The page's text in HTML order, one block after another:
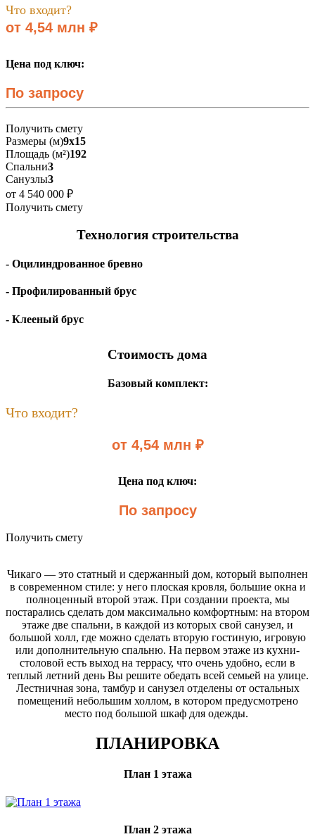
Что входит?
от 4,54 млн ₽
Цена под ключ:
По запросу
Получить смету
Размеры (м)9х15
Площадь (м²)192
Спальни3
Санузлы3
от 4 540 000 ₽
Получить смету
Технология строительства
- Оцилиндрованное бревно
- Профилированный брус
- Клееный брус
Стоимость дома
Базовый комплект:
Что входит?
от 4,54 млн ₽
Цена под ключ:
По запросу
Получить смету
Чикаго — это статный и сдержанный дом, который выполнен
в современном стиле: у него плоская кровля, большие окна и
полноценный второй этаж. При создании проекта, мы
постарались сделать дом максимально комфортным: на втором
этаже две спальни, в каждой из которых свой санузел, и
большой холл, где можно сделать вторую гостиную, игровую
или дополнительную спальню. На первом этаже из кухни-
столовой есть выход на террасу, что очень удобно, если в
теплый летний день Вы решите обедать всей семьей на улице.
Лестничная зона, тамбур и санузел отделены от остальных
помещений небольшим холлом, в котором предусмотрено
место под большой шкаф для одежды.
ПЛАНИРОВКА
План 1 этажа
План 2 этажа